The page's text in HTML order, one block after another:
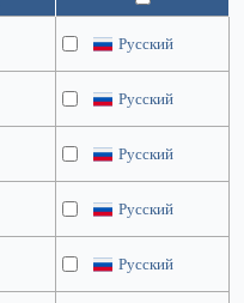
Русский
Русский
Русский
Русский
Русский